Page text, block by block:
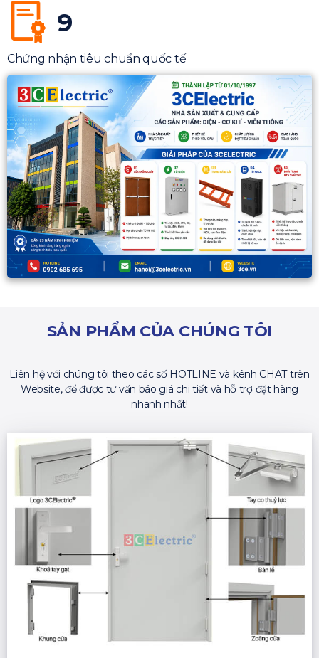
9
Chứng nhận tiêu chuẩn quốc tế
SẢN PHẨM CỦA CHÚNG TÔI
Liên hệ với chúng tôi theo các số HOTLINE và kênh CHAT trên
Website, để được tư vấn báo giá chi tiết và hỗ trợ đặt hàng
nhanh nhất!